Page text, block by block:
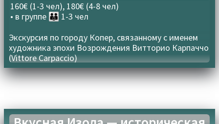
160€ (1-3 чел), 180€ (4-8 чел)
• в группе 👪 1-3 чел
Экскурсия по городу Копер, связанному с именем
художника эпохи Возрождения Витторио Карпаччо
(Vittore Carpaccio)